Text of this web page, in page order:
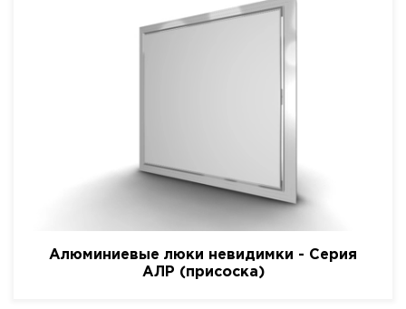
Алюминиевые люки невидимки - Серия
АЛР (присоска)